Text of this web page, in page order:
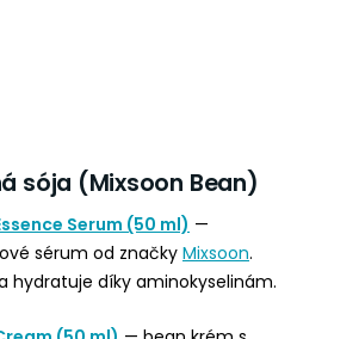
sója (Mixsoon Bean)
Serum (50 ml) —
sérum od značky Mixsoon.
hydratuje díky aminokyselinám.